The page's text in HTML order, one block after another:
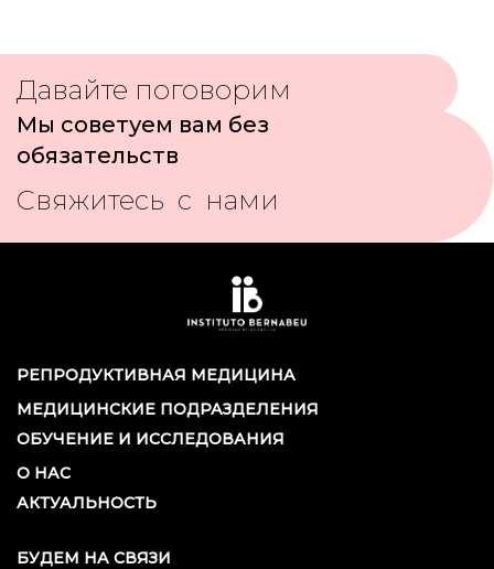
Давайте поговорим
Мы советуем вам без
обязательств
Свяжитесь с нами
РЕПРОДУКТИВНАЯ МЕДИЦИНА
МЕДИЦИНСКИЕ ПОДРАЗДЕЛЕНИЯ
ОБУЧЕНИЕ И ИССЛЕДОВАНИЯ
О НАС
АКТУАЛЬНОСТЬ
БУДЕМ НА СВЯЗИ